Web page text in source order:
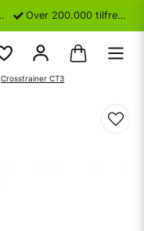
Over 200.000 tilfredse kunder
Crosstrainer CT3